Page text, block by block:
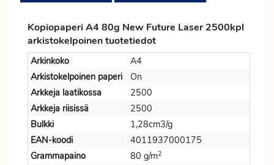
Kopiopaperi A4 80g New Future Laser 2500kpl
arkistokelpoinen tuotetiedot
Arkinkoko
A4
Arkistokelpoinen paperi
On
Arkkeja laatikossa
2500
Arkkeja riisissä
2500
Bulkki
1,28cm3/g
EAN-koodi
4011937000175
Grammapaino
80 g/m2